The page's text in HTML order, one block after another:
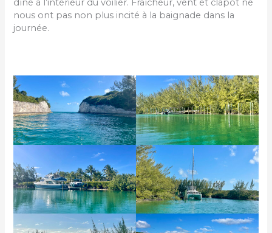
dîné à l’intérieur du voilier. Fraîcheur, vent et clapot ne
nous ont pas non plus incité à la baignade dans la
journée.